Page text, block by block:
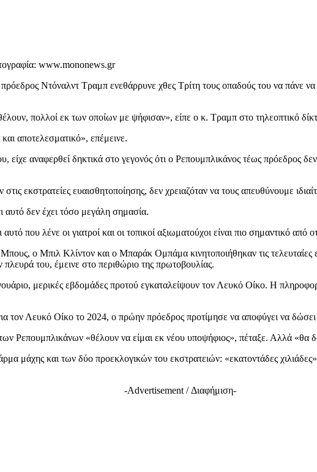
www.mononews.gr
Ντόναλντ Τραμπ ενεθάρρυνε χθες Τρίτη τους οπαδούς του να πάνε να
πολλοί εκ των οποίων με ψήφισαν», είπε ο κ. Τραμπ στο τηλεοπτικό
αποτελεσματικό», επέμεινε.
αναφερθεί δηκτικά στο γεγονός ότι ο Ρεπουμπλικάνος τέως πρόεδρος
εκστρατείες ευαισθητοποίησης, δεν χρειαζόταν να τους απευθύνουμε
δεν έχει τόσο μεγάλη σημασία.
που λένε οι γιατροί και οι τοπικοί αξιωματούχοι είναι πιο σημαντικό
ο Μπιλ Κλίντον και ο Μπαράκ Ομπάμα κινητοποιήθηκαν τις τελευταίες
του, έμεινε στο περιθώριο της πρωτοβουλίας.
μερικές εβδομάδες προτού εγκαταλείψουν τον Λευκό Οίκο. Η
τον Λευκό Οίκο το 2024, ο πρώην πρόεδρος προτίμησε να αποφύγει να
Ρεπουμπλικάνων «θέλουν να είμαι εκ νέου υποψήφιος», πέταξε. Αλλά
μάχης και των δύο προεκλογικών του εκστρατειών: «εκατοντάδες
-Advertisement / Διαφήμιση-